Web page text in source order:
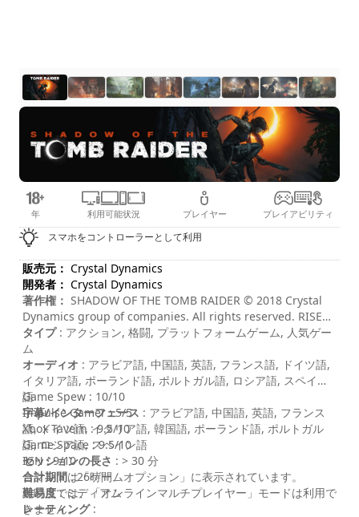
年 利用可能状況 プレイヤー プレイアビリティ
スマホをコントローラーとして利用
販売元： Crystal Dynamics
開発者： Crystal Dynamics
著作権： SHADOW OF THE TOMB RAIDER © 2018 Crystal
Dynamics group of companies. All rights reserved. RISE
OF THE TOMB RAIDER, TOMB RAIDER, LARA CROFT,
CRYSTAL DYNAMICS, the CRYSTAL DYNAMICS logo, EIDOS,
and the EIDOS logo are trademarks of the Crystal
Dynamics and Eidos Interactive Corp. group of
companies.
タイプ: アクション, 格闘, プラットフォームゲーム, 人気ゲー
ム
オーディオ : アラビア語, 中国語, 英語, フランス語, ドイツ語,
イタリア語, ポーランド語, ポルトガル語, ロシア語, スペイン
語
字幕/インターフェース : アラビア語, 中国語, 英語, フランス
語, ドイツ語, イタリア語, 韓国語, ポーランド語, ポルトガル
語, ロシア語, スペイン語
セッションの長さ : > 30 分
合計期間: 26時間
難易度: ミディアム
レーティング:
Game Spew : 10/10
Impulse Gamer : 5/5
Xbox Tavern : 9.5/10
Game Space : 9.5/10
IGN : 9/10
コマンドは「ゲームオプション」に表示されています。
現時点では、「オンラインマルチプレイヤー」モードは利用で
きません。